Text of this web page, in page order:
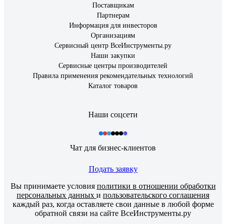
Поставщикам
Партнерам
Информация для инвесторов
Организациям
Сервисный центр ВсеИнструменты.ру
Наши закупки
Сервисные центры производителей
Правила применения рекомендательных технологий
Каталог товаров
Наши соцсети
Чат для бизнес-клиентов
Подать заявку
Вы принимаете условия политики в отношении обработки
персональных данных и пользовательского соглашения
каждый раз, когда оставляете свои данные в любой форме
обратной связи на сайте ВсеИнструменты.ру